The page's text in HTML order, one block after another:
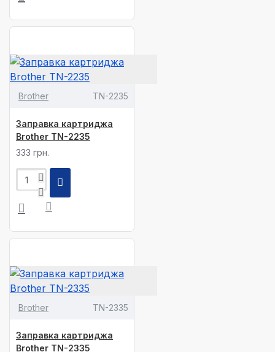
Brother TN-2235
Заправка картриджа
Brother TN-2235
333 грн.
Brother TN-2335
Заправка картриджа
Brother TN-2335